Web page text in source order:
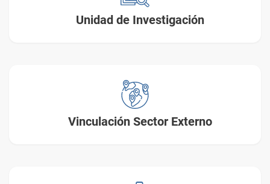
Unidad de Investigación
Vinculación Sector Externo